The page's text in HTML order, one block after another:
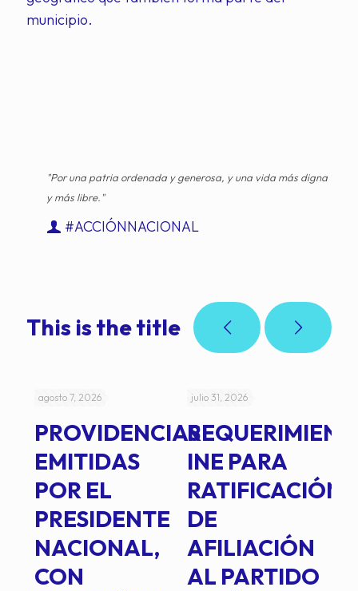
municipio.
"Por una patria ordenada y generosa, y una vida más digna
y más libre."
#ACCIÓNNACIONAL
This is the title
agosto 7, 2026
PROVIDENCIAS
EMITIDAS
POR EL
PRESIDENTE
NACIONAL,
CON
julio 31, 2026
INE PARA
RATIFICACIÓN
DE
AFILIACIÓN
AL PARTIDO